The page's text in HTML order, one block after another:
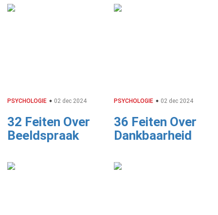
PSYCHOLOGIE 02 dec 2024
32 Feiten Over
Beeldspraak
PSYCHOLOGIE 02 dec 2024
36 Feiten Over
Dankbaarheid